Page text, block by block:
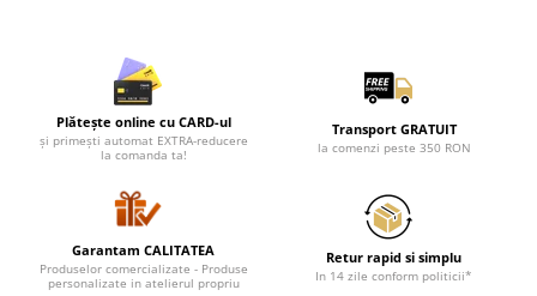
Plătește online cu CARD-ul
și primești automat EXTRA-reducere
la comanda ta!
Transport GRATUIT
la comenzi peste 350 RON
Garantam CALITATEA
Produselor comercializate - Produse
personalizate in atelierul propriu
Retur rapid si simplu
In 14 zile conform politicii*